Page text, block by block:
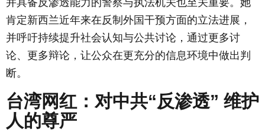
并具备反渗透能力的警察与执法机关也至关重要。她
肯定新西兰近年来在反制外国干预方面的立法进展，
并呼吁持续提升社会认知与公共讨论，通过更多讨
论、更多辩论，让公众在更充分的信息环境中做出判
断。
台湾网红：对中共“反渗透” 维护
人的尊严